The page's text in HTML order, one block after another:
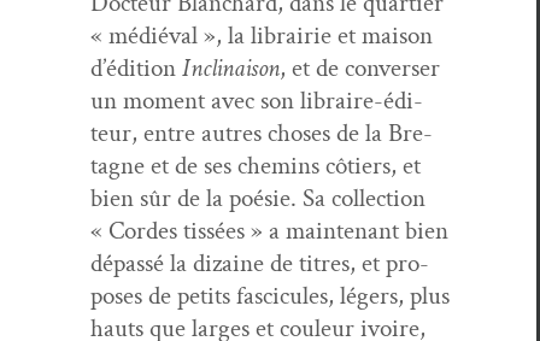
« médié­val », la librairie et mai­son
d’éditionIncli­nai­son, et de con­vers­er
un moment avec son libraire-édi­
teur, entre autres choses de la Bre­
tagne et de ses chemins côtiers, et
bien sûr de la poésie. Sa col­lec­tion
« Cordes tis­sées » a main­tenant bien
dépassé la dizaine de titres, et pro­
pos­es de petits fas­ci­cules, légers, plus
hauts que larges et couleur ivoire,